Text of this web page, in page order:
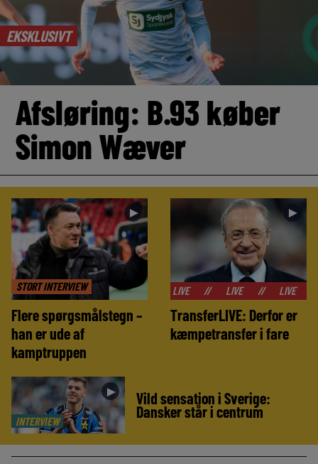
EKSKLUSIVT
Afsløring: B.93 køber
Simon Wæver
STORT INTERVIEW
►
Flere spørgsmålstegn –
han er ude af
kamptruppen
►
// LIVE LIVE LIVE LIVE
TransferLIVE: Derfor er
kæmpetransfer i fare
INTERVIEW
► Vild sensation i Sverige:
Dansker står i centrum